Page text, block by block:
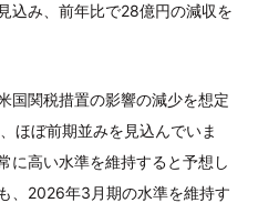
込み、前年比で28億円の減収を
国関税措置の影響の減少を想定
ほぼ前期並みを見込んでいま
に高い水準を維持すると予想し
、2026年3月期の水準を維持す